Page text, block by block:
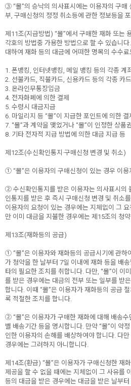
③ “몰”의 승낙의 의사표시에는 이용자의 구매
부, 구매신청의 정정 취소등에 관한 정보등을
제11조(지급방법) “몰”에서 구매한 재화 또는
각호의 방법중 가용한 방법으로 할 수 있습니
대하여 재화 등의 대금에 어떠한 명목의 수수
1. 폰뱅킹, 인터넷뱅킹, 메일 뱅킹 등의 각종 계
2. 선불카드, 직불카드, 신용카드 등의 각종 카
3. 온라인무통장입금
4. 전자화폐에 의한 결제
5. 수령시 대금지급
6. 마일리지 등 “몰”이 지급한 포인트에 의한 결
7. “몰”과 계약을 맺었거나 “몰”이 인정한 상품
8. 기타 전자적 지급 방법에 의한 대금 지급 등
제12조(수신확인통지·구매신청 변경 및 취소)
① “몰”은 이용자의 구매신청이 있는 경우 이용
② 수신확인통지를 받은 이용자는 의사표시의
인통지를 받은 후 즉시 구매신청 변경 및 취소
이용자의 요청이 있는 경우에는 지체없이 그
만 이미 대금을 지불한 경우에는 제15조의 청
제13조(재화등의 공급)
① “몰”은 이용자와 재화등의 공급시기에 관하
가 청약을 한 날부터 7일 이내에 재화 등을 배
타의 필요한 조치를 취합니다. 다만, “몰”이 이
를 받은 경우에는 대금의 전부 또는 일부를 받
합니다. 이때 “몰”은 이용자가 재화등의 공급
록 적절한 조치를 합니다.
② “몰”은 이용자가 구매한 재화에 대해 배송
별 배송기간 등을 명시합니다. 만약 “몰”이 약
인한 이용자의 손해를 배상하여야 합니다. 다
경우에는 그러하지 아니합니다.
제14조(환급) “몰”은 이용자가 구매신청한 재
제공을 할 수 없을 때에는 지체없이 그 사유를
등의 대금을 받은 경우에는 대금을 받은 날부